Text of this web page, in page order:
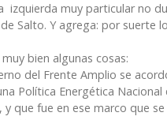
izquierda muy particular no
Salto. Y agrega: por suerte
bien algunas cosas:
del Frente Amplio se
Política Energética
que fue en ese marco que